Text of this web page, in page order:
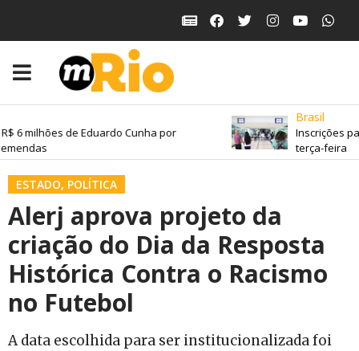
6 milhões de Eduardo Cunha por
Brasil
Inscrições
terça-feira
ESTADO, POLÍTICA
Alerj aprova projeto da
criação do Dia da Resposta
Histórica Contra o Racismo
no Futebol
A data escolhida para ser institucionalizada foi